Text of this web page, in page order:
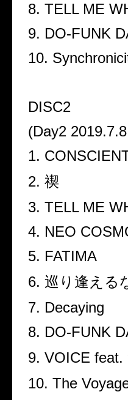
8. TELL ME
9. DO-FUNK
10.
DISC2
(Day2
1.
2. 禊
3. TELL ME
4. NEO
5. FATIMA
6. 巡り逢える
7. Decaying
8. DO-FUNK
9. VOICE feat.
10. The